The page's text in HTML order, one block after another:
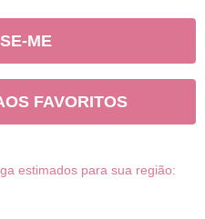
ME
FAVORITOS
estimados para sua região: